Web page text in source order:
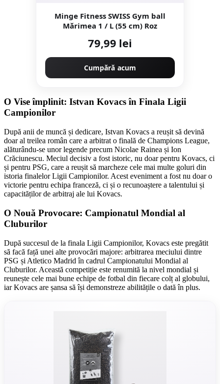
Minge Fitness SWISS Gym ball
Mărimea 1 / L (55 cm) Roz
79,99 lei
Cumpără acum
O Vise împlinit: Istvan Kovacs în Finala Ligii
Campionilor
După anii de muncă și dedicare, Istvan Kovacs a reușit să devină
doar al treilea român care a arbitrat o finală de Champions League,
alăturându-se unor legende precum Nicolae Rainea și Ion
Crăciunescu. Meciul decisiv a fost istoric, nu doar pentru Kovacs, ci
și pentru PSG, care a reușit să marcheze cele mai multe goluri din
istoria finalelor Ligii Campionilor. Acest eveniment a fost nu doar o
victorie pentru echipa franceză, ci și o recunoaștere a talentului și
capacităților de arbitraj ale lui Kovacs.
O Nouă Provocare: Campionatul Mondial al
Cluburilor
După succesul de la finala Ligii Campionilor, Kovacs este pregătit
să facă față unei alte provocări majore: arbitrarea meciului dintre
PSG și Atletico Madrid în cadrul Campionatului Mondial al
Cluburilor. Această competiție este renumită la nivel mondial și
reunește cele mai bune echipe de fotbal din fiecare colț al globului,
iar Kovacs are șansa să își demonstreze abilitățile o dată în plus.